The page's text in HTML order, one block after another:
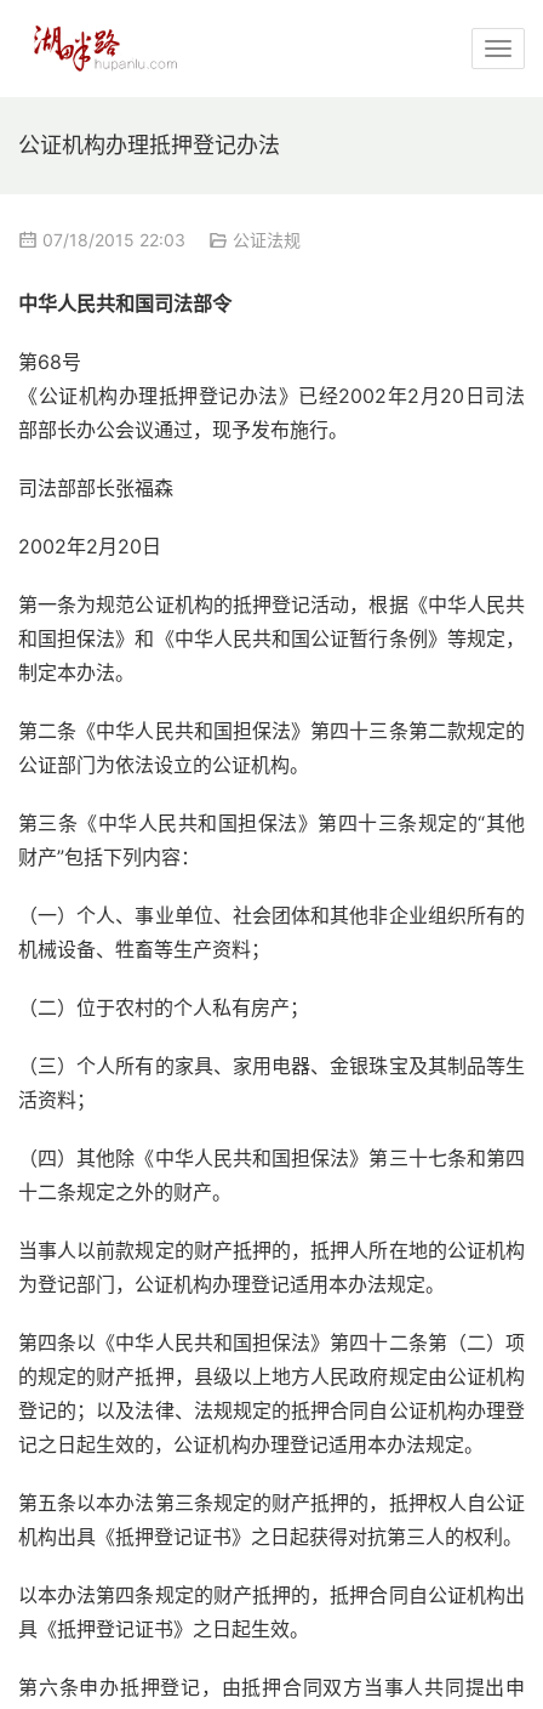
公证机构办理抵押登记办法
07/18/2015 22:03 公证法规
中华人民共和国司法部令
第68号
《公证机构办理抵押登记办法》已经2002年2月20日司法
部部长办公会议通过，现予发布施行。
司法部部长张福森
2002年2月20日
第一条为规范公证机构的抵押登记活动，根据《中华人民共
和国担保法》和《中华人民共和国公证暂行条例》等规定，
制定本办法。
第二条《中华人民共和国担保法》第四十三条第二款规定的
公证部门为依法设立的公证机构。
第三条《中华人民共和国担保法》第四十三条规定的“其他
财产”包括下列内容：
（一）个人、事业单位、社会团体和其他非企业组织所有的
机械设备、牲畜等生产资料；
（二）位于农村的个人私有房产；
（三）个人所有的家具、家用电器、金银珠宝及其制品等生
活资料；
（四）其他除《中华人民共和国担保法》第三十七条和第四
十二条规定之外的财产。
当事人以前款规定的财产抵押的，抵押人所在地的公证机构
为登记部门，公证机构办理登记适用本办法规定。
第四条以《中华人民共和国担保法》第四十二条第（二）项
的规定的财产抵押，县级以上地方人民政府规定由公证机构
登记的；以及法律、法规规定的抵押合同自公证机构办理登
记之日起生效的，公证机构办理登记适用本办法规定。
第五条以本办法第三条规定的财产抵押的，抵押权人自公证
机构出具《抵押登记证书》之日起获得对抗第三人的权利。
以本办法第四条规定的财产抵押的，抵押合同自公证机构出
具《抵押登记证书》之日起生效。
第六条申办抵押登记，由抵押合同双方当事人共同提出申